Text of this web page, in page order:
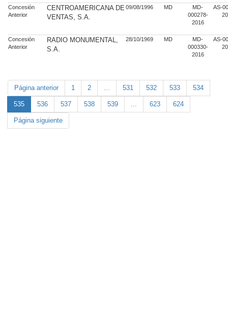
Concesión
Anterior
CENTROAMERICANA DE
VENTAS, S.A.
09/08/1996 MD
MD-
000278-
2016
AS-
Concesión
Anterior
RADIO MONUMENTAL,
S.A.
28/10/1969 MD
MD-
000330-
2016
AS-
Página anterior 1 2 ... 531 532 533 534
535 536 537 538 539 ... 623 624
Página siguiente